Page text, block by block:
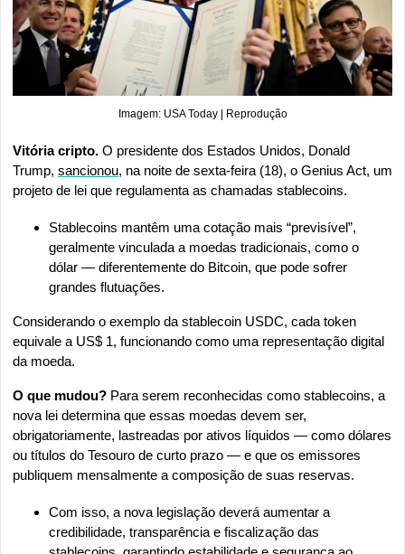
Imagem: USA Today | Reprodução
Vitória cripto. O presidente dos Estados Unidos, Donald
Trump, sancionou, na noite de sexta-feira (18), o Genius Act, um
projeto de lei que regulamenta as chamadas stablecoins.
Stablecoins mantêm uma cotação mais “previsível”,
geralmente vinculada a moedas tradicionais, como o
dólar — diferentemente do Bitcoin, que pode sofrer
grandes flutuações.
Considerando o exemplo da stablecoin USDC, cada token
equivale a US$ 1, funcionando como uma representação digital
da moeda.
O que mudou? Para serem reconhecidas como stablecoins, a
nova lei determina que essas moedas devem ser,
obrigatoriamente, lastreadas por ativos líquidos — como dólares
ou títulos do Tesouro de curto prazo — e que os emissores
publiquem mensalmente a composição de suas reservas.
Com isso, a nova legislação deverá aumentar a
credibilidade, transparência e fiscalização das